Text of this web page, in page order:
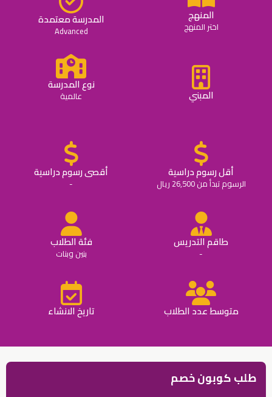
المنهج
اختر المنهج المدرسة معتمدة
Advanced
المبني
نوع المدرسة
عالمية
أقل رسوم دراسية
الرسوم تبدأ من 26,500 ريال
أقصى رسوم دراسية
-
طاقم التدريس
-
فئة الطلاب
بنين وبنات
متوسط عدد الطلاب تاريخ الانشاء
طلب كوبون خصم